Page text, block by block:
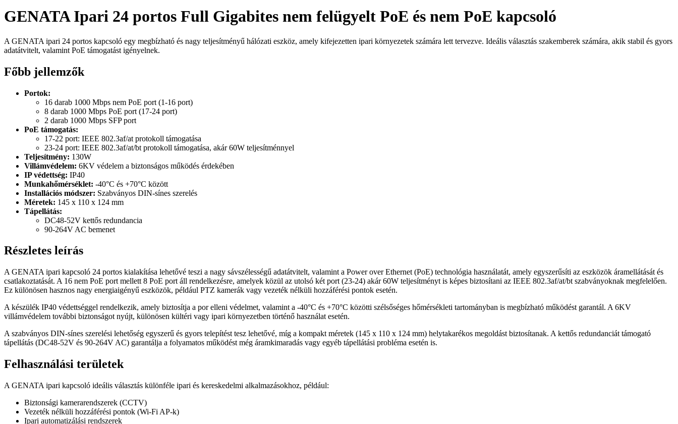
GENATA Ipari 24 portos Full Gigabites nem felügyelt PoE és nem PoE kapcsoló
A GENATA ipari 24 portos kapcsoló egy megbízható és nagy teljesítményű hálózati eszköz, amely kifejezetten ipari környezetek számára lett tervezve. Ideális választás szakemberek számára, akik stabil és gyors
adatátvitelt, valamint PoE támogatást igényelnek.
Főbb jellemzők
Portok:
16 darab 1000 Mbps nem PoE port (1-16 port)
8 darab 1000 Mbps PoE port (17-24 port)
2 darab 1000 Mbps SFP port
PoE támogatás:
17-22 port: IEEE 802.3af/at protokoll támogatása
23-24 port: IEEE 802.3af/at/bt protokoll támogatása, akár 60W teljesítménnyel
Teljesítmény: 130W
Villámvédelem: 6KV védelem a biztonságos működés érdekében
IP védettség: IP40
Munkahőmérséklet: -40°C és +70°C között
Installációs módszer: Szabványos DIN-sínes szerelés
Méretek: 145 x 110 x 124 mm
Tápellátás:
DC48-52V kettős redundancia
90-264V AC bemenet
Részletes leírás
A GENATA ipari kapcsoló 24 portos kialakítása lehetővé teszi a nagy sávszélességű adatátvitelt, valamint a Power over Ethernet (PoE) technológia használatát, amely egyszerűsíti az eszközök áramellátását és
csatlakoztatását. A 16 nem PoE port mellett 8 PoE port áll rendelkezésre, amelyek közül az utolsó két port (23-24) akár 60W teljesítményt is képes biztosítani az IEEE 802.3af/at/bt szabványoknak megfelelően.
Ez különösen hasznos nagy energiaigényű eszközök, például PTZ kamerák vagy vezeték nélküli hozzáférési pontok esetén.
A készülék IP40 védettséggel rendelkezik, amely biztosítja a por elleni védelmet, valamint a -40°C és +70°C közötti szélsőséges hőmérsékleti tartományban is megbízható működést garantál. A 6KV
villámvédelem további biztonságot nyújt, különösen kültéri vagy ipari környezetben történő használat esetén.
A szabványos DIN-sínes szerelési lehetőség egyszerű és gyors telepítést tesz lehetővé, míg a kompakt méretek (145 x 110 x 124 mm) helytakarékos megoldást biztosítanak. A kettős redundanciát támogató
tápellátás (DC48-52V és 90-264V AC) garantálja a folyamatos működést még áramkimaradás vagy egyéb tápellátási probléma esetén is.
Felhasználási területek
A GENATA ipari kapcsoló ideális választás különféle ipari és kereskedelmi alkalmazásokhoz, például:
Biztonsági kamerarendszerek (CCTV)
Vezeték nélküli hozzáférési pontok (Wi-Fi AP-k)
Ipari automatizálási rendszerek